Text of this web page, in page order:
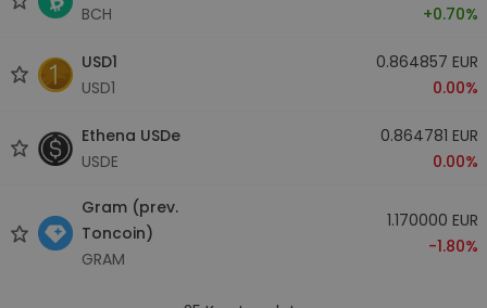
BCH
+0.70%
USD1
USD1
0.864857 EUR
0.00%
Ethena USDe
USDE
0.864781 EUR
0.00%
Gram (prev.
Toncoin)
GRAM
1.170000 EUR
-1.80%